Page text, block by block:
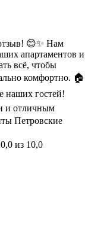
😊✨ Нам
апартаментов и
всё, чтобы
комфортно. 🏠
наших гостей!
и отличным
Петровские
из 10,0